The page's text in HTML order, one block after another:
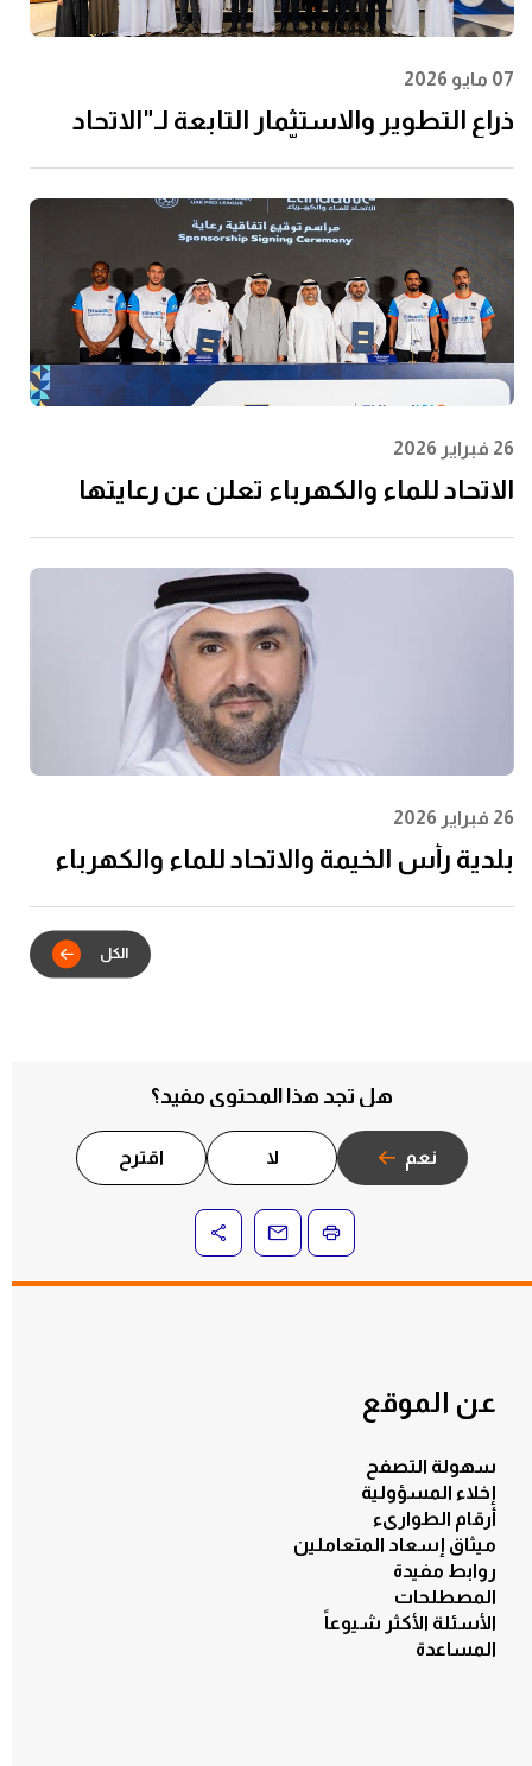
07 مايو 2026
ذراع التطوير والاستثمار التابعة لـ"الاتحاد
الفجيرة للتحلية سعة 60 مليون جالون يوميًا
26 فبراير 2026
الاتحاد للماء والكهرباء تعلن عن رعايتها
26 فبراير 2026
بلدية رأس الخيمة والاتحاد للماء والكهرباء
هل تجد هذا المحتوى مفيد؟
نعم لا اقترح
عن الموقع
سهولة التصفح
إخلاء المسؤولية
أرقام الطوارىء
ميثاق إسعاد المتعاملين
روابط مفيدة
المصطلحات
الأسئلة الأكثر شيوعاً
المساعدة